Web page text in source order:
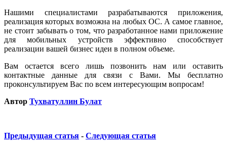
Нашими специалистами разрабатываются приложения,
реализация которых возможна на любых ОС. А самое главное,
не стоит забывать о том, что разработанное нами приложение
для мобильных устройств эффективно способствует
реализации вашей бизнес идеи в полном объеме.
Вам остается всего лишь позвонить нам или оставить
контактные данные для связи с Вами. Мы бесплатно
проконсультируем Вас по всем интересующим вопросам!
Автор Тухватуллин Булат
Предыдущая статья - Следующая статья